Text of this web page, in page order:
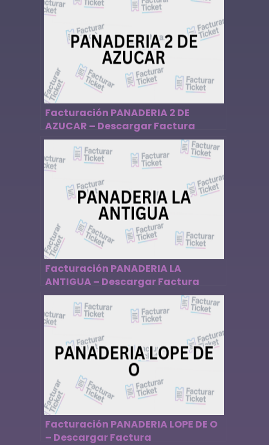
Facturación PANADERIA 2 DE
AZUCAR – Descargar Factura
Facturación PANADERIA LA
ANTIGUA – Descargar Factura
Facturación PANADERIA LOPE DE O
– Descargar Factura